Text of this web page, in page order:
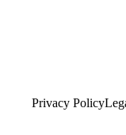
Privacy Policy